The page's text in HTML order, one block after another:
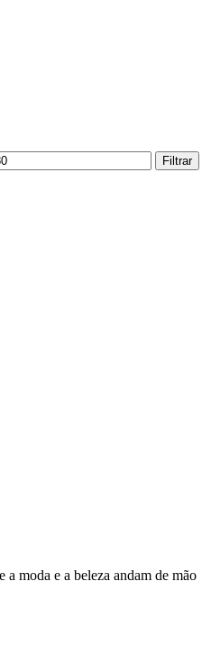
Filtrar
moda e a beleza andam de mão